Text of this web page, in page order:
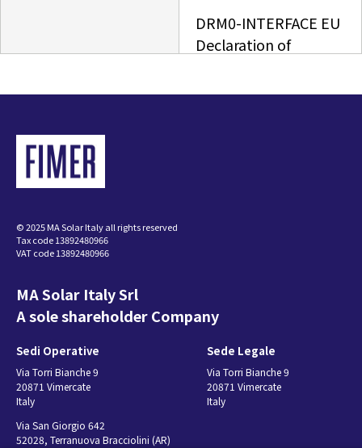
DRM0-INTERFACE EU
Declaration of
영어 (English) - 93.18 KB
PVS-100-TL VDE-AR-N
4105 Form E6
(German)
© 2025 MA Solar Italy all rights reserved
Tax code 13892480966
VAT code 13892480966
MA Solar Italy Srl
A sole shareholder Company
Sedi Operative
Via Torri Bianche 9
20871 Vimercate
Italy
Via San Giorgio 642
52028, Terranuova Bracciolini (AR)
Sede Legale
Via Torri Bianche 9
20871 Vimercate
Italy